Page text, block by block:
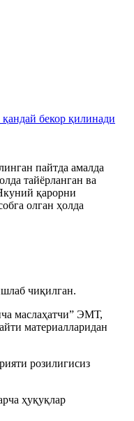
тўғрисидаги
тўғрисидаги
таътилни
аниқланиши
базаси
бекор қилинади
пайтда амалда
тайёрланган ва
қарорни
олган ҳолда
чиқилган.
маслаҳатчи” ЭМТ,
материалларидан
розилигисиз
ҳуқуқлар